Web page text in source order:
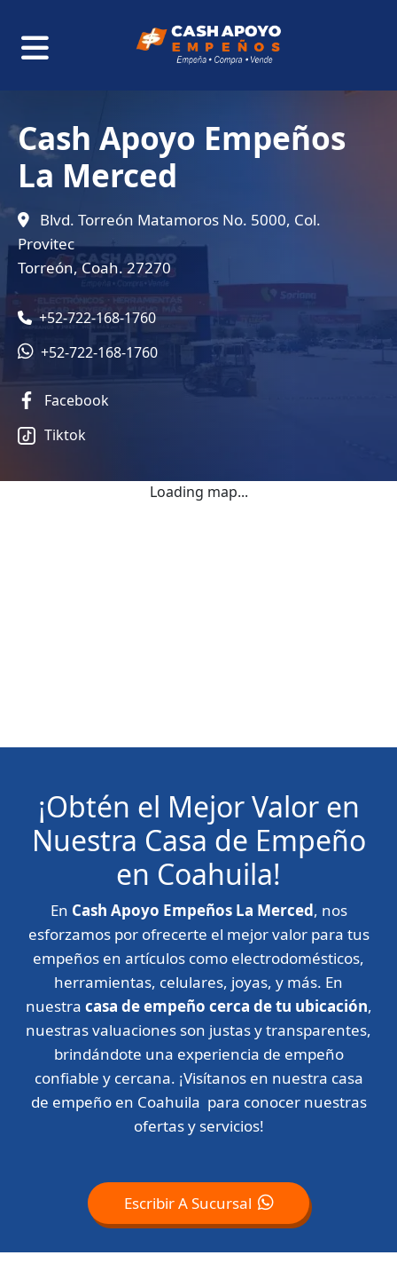
Cash Apoyo Empeños
La Merced
Blvd. Torreón Matamoros No. 5000, Col.
Provitec
Torreón, Coah. 27270
+52-722-168-1760
+52-722-168-1760
Facebook
Tiktok
Loading map...
¡Obtén el Mejor Valor en
Nuestra Casa de Empeño
en Coahuila!
En Cash Apoyo Empeños La Merced, nos
esforzamos por ofrecerte el mejor valor para tus
empeños en artículos como electrodomésticos,
herramientas, celulares, joyas, y más. En
nuestra casa de empeño cerca de tu ubicación,
nuestras valuaciones son justas y transparentes,
brindándote una experiencia de empeño
confiable y cercana. ¡Visítanos en nuestra casa
de empeño en Coahuila para conocer nuestras
ofertas y servicios!
Escribir A Sucursal